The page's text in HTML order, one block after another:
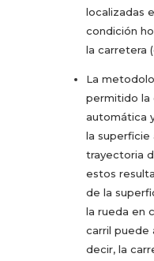
localizadas
condición
la carretera
La
permitido la
automática
la superficie
trayectoria
estos
de la
la rueda en
carril puede
decir, la